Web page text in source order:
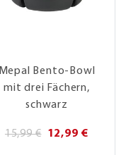
Mepal Bento-Bowl
mit drei Fächern,
schwarz
15,99 € 12,99 €